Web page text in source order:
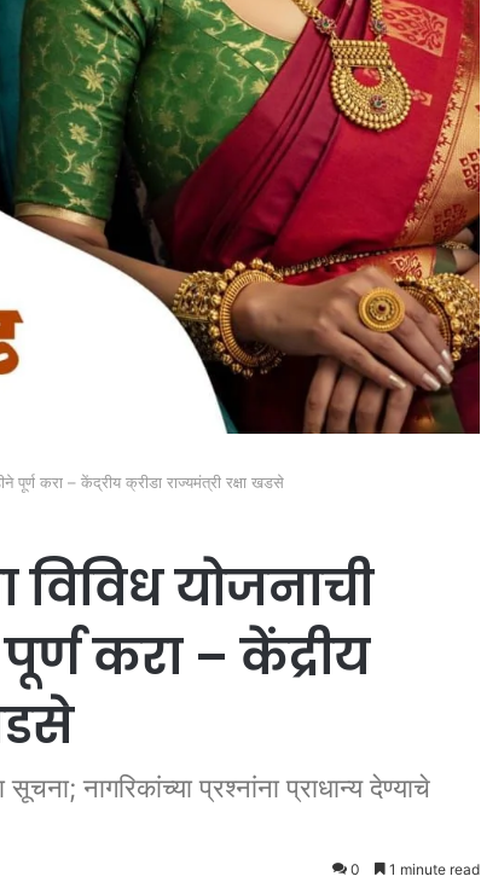
पूर्ण करा – केंद्रीय क्रीडा राज्यमंत्री रक्षा खडसे
विविध योजनाची
करा – केंद्रीय
नागरिकांच्या प्रश्नांना प्राधान्य देण्याचे
0 1 minute read